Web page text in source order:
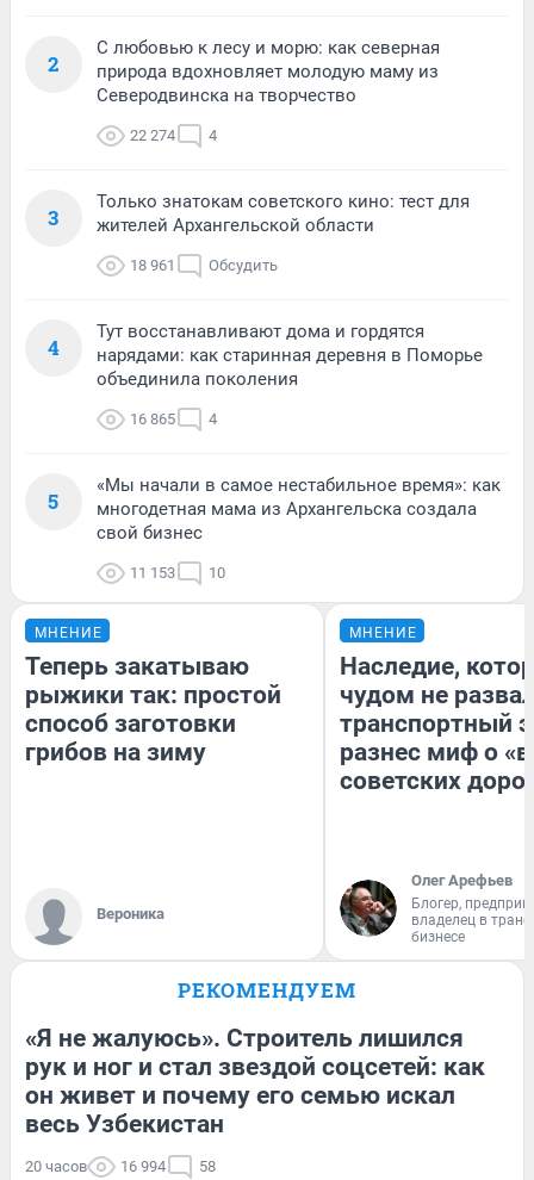
2
С любовью к лесу и морю: как северная
природа вдохновляет молодую маму из
Северодвинска на творчество
22 274 4
3
Только знатокам советского кино: тест для
жителей Архангельской области
18 961 Обсудить
4
Тут восстанавливают дома и гордятся
нарядами: как старинная деревня в Поморье
объединила поколения
16 865 4
5
«Мы начали в самое нестабильное время»: как
многодетная мама из Архангельска создала
свой бизнес
11 153 10
МНЕНИЕ
Теперь закатываю
рыжики так: простой
способ заготовки
грибов на зиму
Вероника
МНЕНИЕ
Наследие,
чудом не
транспортный
разнес миф о
советских
Олег Арефьев
Блогер,
владелец в
бизнесе
РЕКОМЕНДУЕМ
«Я не жалуюсь». Строитель лишился
рук и ног и стал звездой соцсетей: как
он живет и почему его семью искал
весь Узбекистан
20 часов 16 994 58